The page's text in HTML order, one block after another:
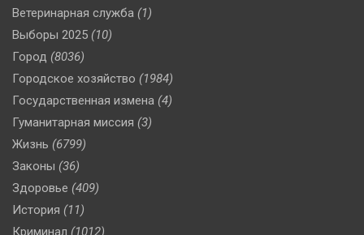
Ветеринарная служба (1)
Выборы 2025 (10)
Город (8036)
Городское хозяйство (1984)
Государственная измена (4)
Гуманитарная миссия (3)
Жизнь (6799)
Законы (36)
Здоровье (409)
История (11)
Криминал (1012)